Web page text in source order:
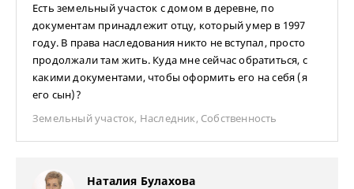
Есть земельный участок с домом в деревне, по
документам принадлежит отцу, который умер в 1997
году. В права наследования никто не вступал, просто
продолжали там жить. Куда мне сейчас обратиться, с
какими документами, чтобы оформить его на себя (я
его сын)?
Земельный участок, Наследник, Собственность
Наталия Булахова